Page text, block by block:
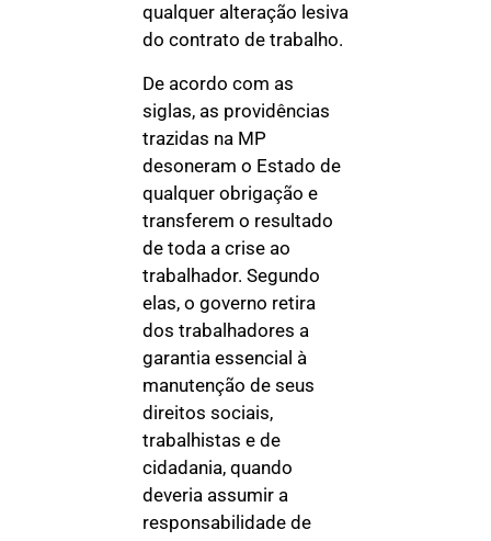
qualquer alteração lesiva
do contrato de trabalho.
De acordo com as
siglas, as providências
trazidas na MP
desoneram o Estado de
qualquer obrigação e
transferem o resultado
de toda a crise ao
trabalhador. Segundo
elas, o governo retira
dos trabalhadores a
garantia essencial à
manutenção de seus
direitos sociais,
trabalhistas e de
cidadania, quando
deveria assumir a
responsabilidade de